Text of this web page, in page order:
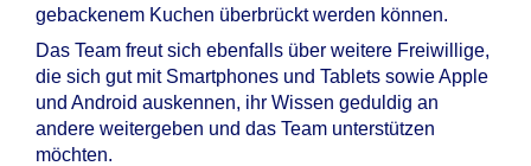
gebackenem Kuchen überbrückt werden können.
Das Team freut sich ebenfalls über weitere Freiwillige,
die sich gut mit Smartphones und Tablets sowie Apple
und Android auskennen, ihr Wissen geduldig an
andere weitergeben und das Team unterstützen
möchten.